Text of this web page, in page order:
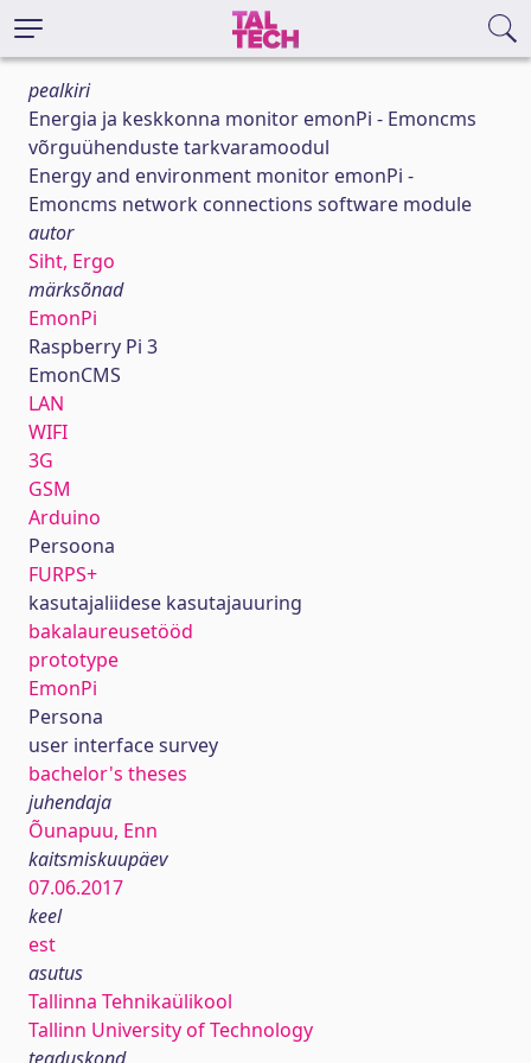
pealkiri
Energia ja keskkonna monitor emonPi - Emoncms
võrguühenduste tarkvaramoodul
Energy and environment monitor emonPi -
Emoncms network connections software module
autor
Siht, Ergo
märksõnad
EmonPi
Raspberry Pi 3
EmonCMS
LAN
WIFI
3G
GSM
Arduino
Persoona
FURPS+
kasutajaliidese kasutajauuring
bakalaureusetööd
prototype
EmonPi
Persona
user interface survey
bachelor's theses
juhendaja
Õunapuu, Enn
kaitsmiskuupäev
07.06.2017
keel
est
asutus
Tallinna Tehnikaülikool
Tallinn University of Technology